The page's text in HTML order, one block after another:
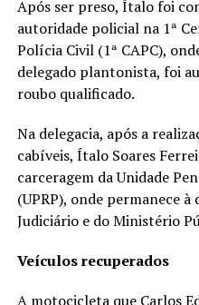
Após ser preso, Ítalo foi
autoridade policial na 1ª
Polícia Civil (1ª CAPC),
delegado plantonista, foi
roubo qualificado.
Na delegacia, após a
cabíveis, Ítalo Soares
carceragem da Unidade
(UPRP), onde permanece à
Judiciário e do Ministério
Veículos recuperados
A motocicleta que Carlos